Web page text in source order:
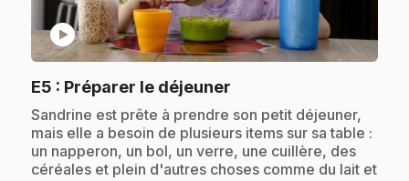
play_circle
E5 : Préparer le déjeuner
.Sandrine est prête à prendre son petit déjeuner,
mais elle a besoin de plusieurs items sur sa table :
un napperon, un bol, un verre, une cuillère, des
céréales et plein d'autres choses comme du lait et